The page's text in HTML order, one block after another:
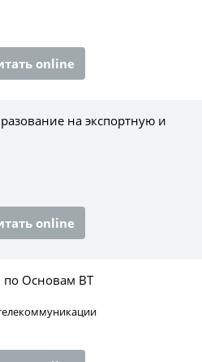
online
на экспортную и
online
по Основам ВТ